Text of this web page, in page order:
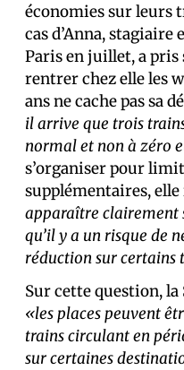
économies sur leurs
cas d’Anna, stagiaire
Paris en juillet, a
rentrer chez elle les
ans ne cache pas sa
il arrive que trois
normal et non à zéro
s’organiser pour
supplémentaires, elle
apparaître clairement
qu’il y a un risque de
réduction sur certains
Sur cette question, la
«les places peuvent
trains circulant en
sur certaines